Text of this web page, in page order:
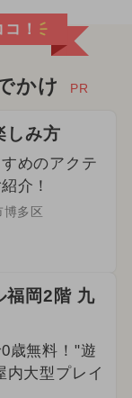
！
かけ PR
しみ方
めのアクテ
介！
多区
福岡2階 九
歳無料！"遊
内大型プレイ